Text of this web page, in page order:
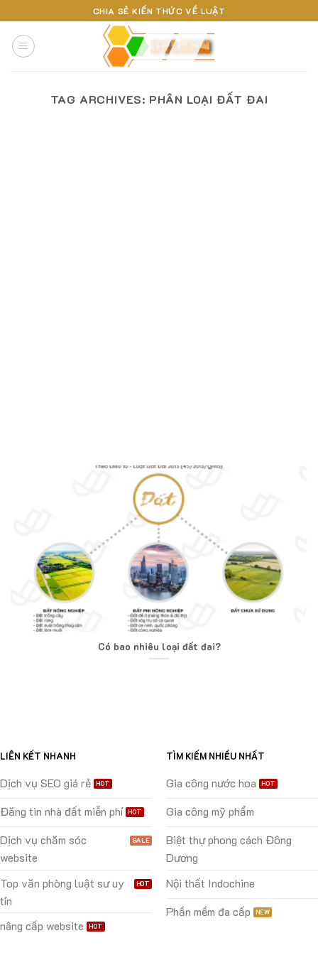
to
content
CHIA SẺ KIẾN THỨC VỀ LUẬT
TAG ARCHIVES: PHÂN LOẠI ĐẤT ĐAI
Có bao nhiêu loại đất đai?
LIÊN KẾT NHANH
Dịch vụ SEO giá rẻ
Đăng tin nhà đất miễn phí
Dịch vụ chăm sóc
website
Top văn phòng luật sư uy
tín
nâng cấp website
TÌM KIẾM NHIỀU NHẤT
Gia công nước hoa
Gia công mỹ phẩm
Biệt thự phong cách Đông
Dương
Nội thất Indochine
Phần mềm đa cấp